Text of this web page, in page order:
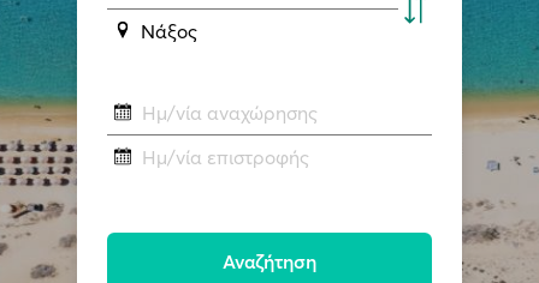
Νάξος
Ημ/νία αναχώρησης
Ημ/νία επιστροφής
Αναζήτηση